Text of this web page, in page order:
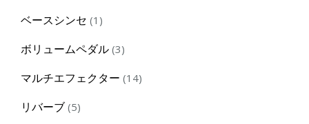
ベースシンセ 1 1
ボリュームペダル 33
マルチエフェクター 1414
リバーブ 55